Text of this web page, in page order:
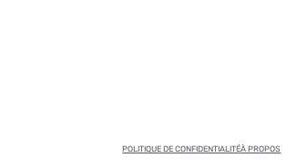
POLITIQUE DE CONFIDENTIALITÉÀ PROPOS